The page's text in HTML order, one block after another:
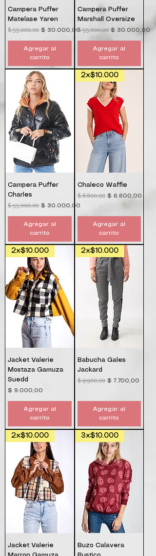
Campera Puffer
Matelase Yaren
Precio
$ 55.000,00 Precio de oferta
$ 30.000,00
Agregar al
carrito
Campera Puffer
Marshall Oversize
Precio
$ 55.000,00 Precio de oferta
$ 30.000,00
Agregar al
carrito
Campera Puffer
Charles
Precio
$ 55.000,00 Precio de oferta
$ 30.000,00
Agregar al
carrito
2x$10.000
Chaleco Waffle
Precio
$ 8.800,00 Precio de oferta
$ 6.600,00
Agregar al
carrito
2x$10.000
Jacket Valerie
Mostaza Gamuza
Suedd
Precio
$ 9.000,00
Agregar al
carrito
2x$10.000
Babucha Gales
Jackard
Precio
$ 9.900,00 Precio de oferta
$ 7.700,00
Agregar al
carrito
2x$10.000
Jacket Valerie
3x$10.000
Buzo Calavera